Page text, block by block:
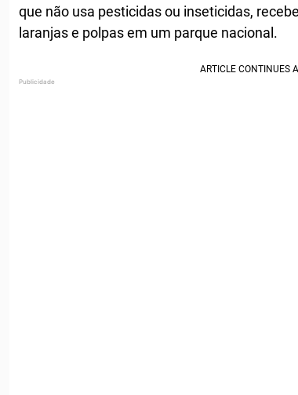
que não usa pesticidas ou inseticidas,
laranjas e polpas em um parque nacional.